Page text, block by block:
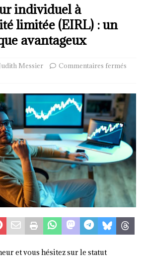
individuel à
limitée (EIRL) : un
avantageux
Messier Commentaires fermés
et vous hésitez sur le statut